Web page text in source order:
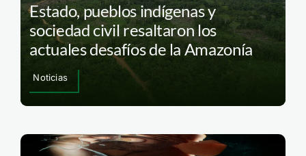
Estado, pueblos indígenas y
sociedad civil resaltaron los
actuales desafíos de la Amazonía
Noticias